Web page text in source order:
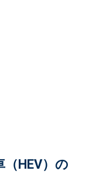
HEV）の